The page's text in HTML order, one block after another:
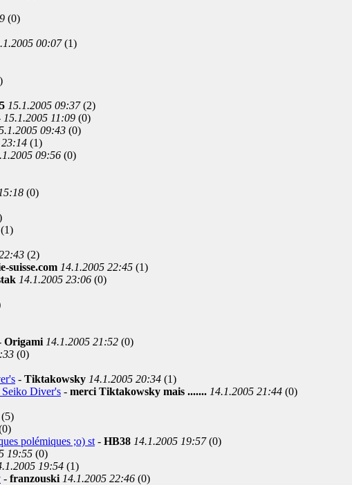
(0)
00:07(1)
15.1.2005 09:37(2)
15.1.2005 11:09 (0)
09:43 (0)
23:14 (1)
09:56 (0)
(0)
(1)
(2)
suisse.com 14.1.2005 22:45 (1)
14.1.2005 23:06 (0)
Origami 14.1.2005 21:52 (0)
(0)
- Tiktakowsky 14.1.2005 20:34 (1)
Seiko Diver's - merci Tiktakowsky mais ....... 14.1.2005 21:44 (0)
polémiques ;o) st - HB38 14.1.2005 19:57(0)
19:55 (0)
19:54 (1)
- franzouski 14.1.2005 22:46 (0)